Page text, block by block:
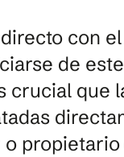
con
de
crucial que